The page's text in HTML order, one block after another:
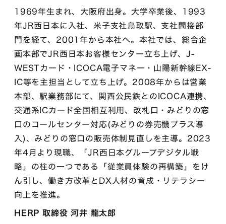
1969年生まれ、大阪府出身。大学卒業後、1993
年JR西日本に入社、米子支社鳥取駅、支社間接部
門を経て、2001年から本社へ。本社では、総合企
画本部でJR西日本お客様センター立ち上げ、J-
WESTカード・ICOCA電子マネー・山陽新幹線EX-
IC等を主担当として立ち上げ。2008年からは営業
本部、駅業務部にて、関西公民鉄とのICOCA連携、
交通系ICカード全国相互利用、改札口・みどりの窓
口のコールセンター対応(みどりの券売機プラス導
入)、みどりの窓口の販売体制見直しを主導。2023
年4月より現職、「JR西日本グループデジタル戦
略」の柱の一つである「従業員体験の再構築」をけ
ん引し、働き方改革とDX人材の育成・リテラシー
向上を推進。
HERP 取締役 河井 龍太郎